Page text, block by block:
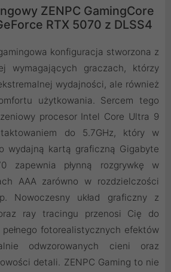
ZENPC GamingCore
RTX 5070 z DLSS4
konfiguracja stworzona z
wymagających graczach, którzy
wydajności, ale również
użytkowania. Sercem tego
procesor Intel Core Ultra 9
do 5.7GHz, który w
wydajną kartą graficzną Gigabyte
zapewnia płynną rozgrywkę w
AAA zarówno w rozdzielczości
Nowoczesny układ graficzny z
ray tracingu przenosi Cię do
fotorealistycznych efektów
odwzorowanych cieni oraz
detali. ZENPC Gaming to nie